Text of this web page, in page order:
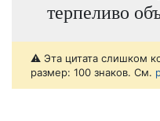
терпеливо
⚠️ Эта цитата слишком
размер: 100 знаков. См.